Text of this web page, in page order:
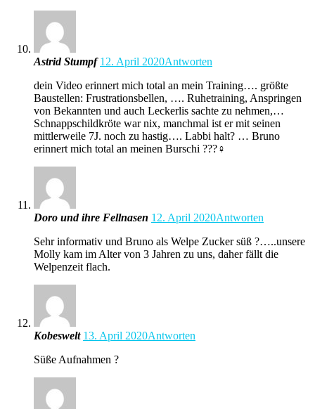
Astrid Stumpf 12. April 2020Antworten
dein Video erinnert mich total an mein Training…. größte
Baustellen: Frustrationsbellen, …. Ruhetraining, Anspringen
von Bekannten und auch Leckerlis sachte zu nehmen,…
Schnappschildkröte war nix, manchmal ist er mit seinen
mittlerweile 7J. noch zu hastig…. Labbi halt? … Bruno
erinnert mich total an meinen Burschi ???‍♀️
Doro und ihre Fellnasen 12. April 2020Antworten
Sehr informativ und Bruno als Welpe Zucker süß ?…..unsere
Molly kam im Alter von 3 Jahren zu uns, daher fällt die
Welpenzeit flach.
Kobeswelt 13. April 2020Antworten
Süße Aufnahmen ?